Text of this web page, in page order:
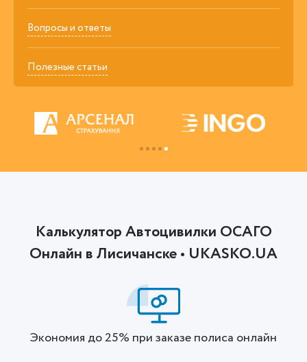
Вопросы и ответы
Полезные статьи
Калькулятор Автоцивилки ОСАГО
Онлайн в Лисичанске • UKASKO.UA
Экономия до 25% при заказе полиса онлайн